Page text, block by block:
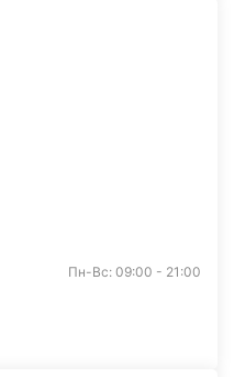
Пн-Вс: 09:00 - 21:00